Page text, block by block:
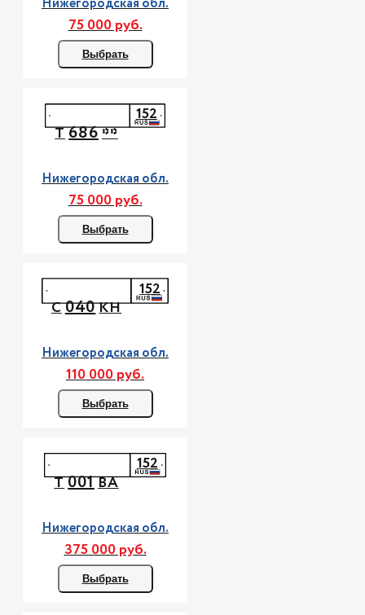
Нижегородская обл.
75 000 руб.
Выбрать
Т686**
152
Нижегородская обл.
75 000 руб.
Выбрать
С040КН
152
Нижегородская обл.
110 000 руб.
Выбрать
Т001ВА
152
Нижегородская обл.
375 000 руб.
Выбрать